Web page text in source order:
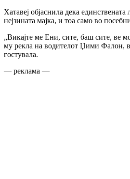
Хатавеј објаснила дека
нејзината мајка, и тоа само во
„Викајте ме Ени, сите, баш сите, ве
му рекла на водителот Џими Фалон,
гостувала.
— реклама —